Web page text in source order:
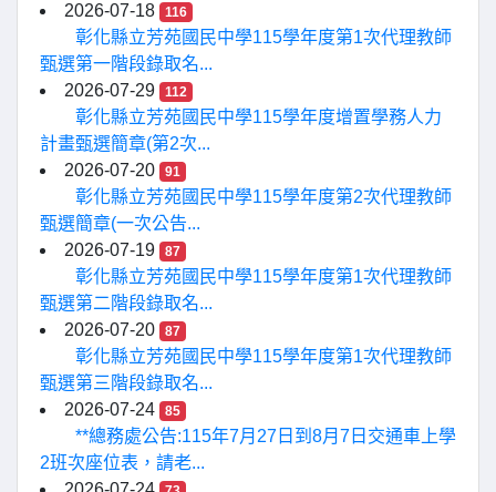
2026-07-18
116
彰化縣立芳苑國民中學115學年度第1次代理教師
甄選第一階段錄取名...
2026-07-29
112
彰化縣立芳苑國民中學115學年度增置學務人力
計畫甄選簡章(第2次...
2026-07-20
91
彰化縣立芳苑國民中學115學年度第2次代理教師
甄選簡章(一次公告...
2026-07-19
87
彰化縣立芳苑國民中學115學年度第1次代理教師
甄選第二階段錄取名...
2026-07-20
87
彰化縣立芳苑國民中學115學年度第1次代理教師
甄選第三階段錄取名...
2026-07-24
85
**總務處公告:115年7月27日到8月7日交通車上學
2班次座位表，請老...